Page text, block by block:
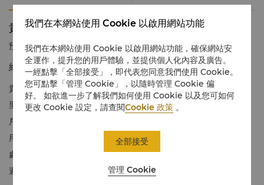
貴賓廊超豪華海景露台房
預訂電話號碼 1 866 565 5050
維多利亞海港全景
貴賓廊超豪華海景露台房提供無盡豪華舒適的住宿體驗，並用上嘉
里酒店的時尚主題顏色——銀藍和灰色。每間房均用上落地玻璃窗
戶，讓客人欣賞醉人的市景或海景。客人可以免費享用迷你吧和使
用位於8樓貴賓廊的設施。貴賓廊為休閒和商務旅客帶來不同的好
處，設施包括免費無線上網、早餐、全天候小吃、黃昏雞尾酒、延
遲退房和商務設施。
我們在本網站使用 Cookie 以啟用網站功能
我們在本網站使用 Cookie 以啟用網站功能，確保網站安
全運作，提升您的用戶體驗，並提供個人化內容及廣告。
一經點擊「全部接受」，即代表您同意我們使用 Cookie。
您可點擊「管理 Cookie」，以隨時管理 Cookie 偏
好。 如欲進一步了解我們如何使用 Cookie 以及您可如何
更改 Cookie 設定，請查閱Cookie 政策 。
管理 Cookie
全部接受